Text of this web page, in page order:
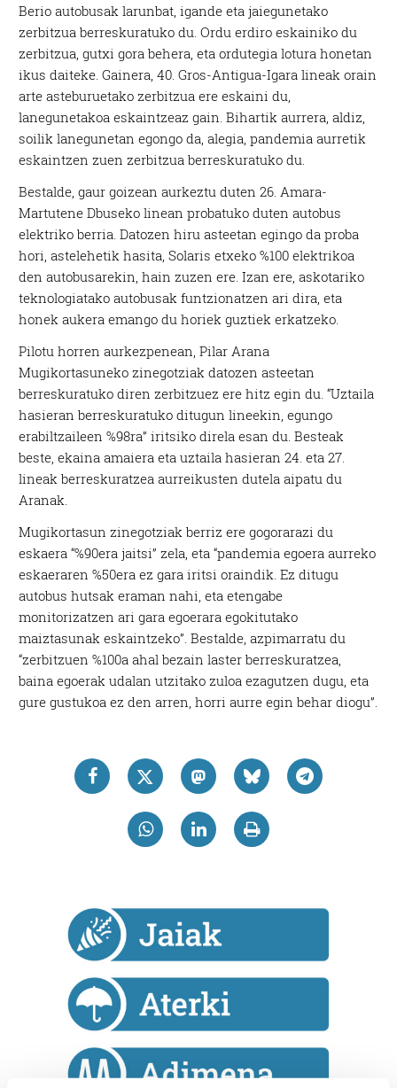
Berio autobusak larunbat, igande eta jaiegunetako
zerbitzua berreskuratuko du. Ordu erdiro eskainiko du
zerbitzua, gutxi gora behera, eta ordutegia lotura honetan
ikus daiteke. Gainera, 40. Gros-Antigua-Igara lineak orain
arte asteburuetako zerbitzua ere eskaini du,
lanegunetakoa eskaintzeaz gain. Bihartik aurrera, aldiz,
soilik lanegunetan egongo da, alegia, pandemia aurretik
eskaintzen zuen zerbitzua berreskuratuko du.
Bestalde, gaur goizean aurkeztu duten 26. Amara-
Martutene Dbuseko linean probatuko duten autobus
elektriko berria. Datozen hiru asteetan egingo da proba
hori, astelehetik hasita, Solaris etxeko %100 elektrikoa
den autobusarekin, hain zuzen ere. Izan ere, askotariko
teknologiatako autobusak funtzionatzen ari dira, eta
honek aukera emango du horiek guztiek erkatzeko.
Pilotu horren aurkezpenean, Pilar Arana
Mugikortasuneko zinegotziak datozen asteetan
berreskuratuko diren zerbitzuez ere hitz egin du. “Uztaila
hasieran berreskuratuko ditugun lineekin, egungo
erabiltzaileen %98ra” iritsiko direla esan du. Besteak
beste, ekaina amaiera eta uztaila hasieran 24. eta 27.
lineak berreskuratzea aurreikusten dutela aipatu du
Aranak.
Mugikortasun zinegotziak berriz ere gogorarazi du
eskaera “%90era jaitsi” zela, eta “pandemia egoera aurreko
eskaeraren %50era ez gara iritsi oraindik. Ez ditugu
autobus hutsak eraman nahi, eta etengabe
monitorizatzen ari gara egoerara egokitutako
maiztasunak eskaintzeko”. Bestalde, azpimarratu du
“zerbitzuen %100a ahal bezain laster berreskuratzea,
baina egoerak udalan utzitako zuloa ezagutzen dugu, eta
gure gustukoa ez den arren, horri aurre egin behar diogu”.